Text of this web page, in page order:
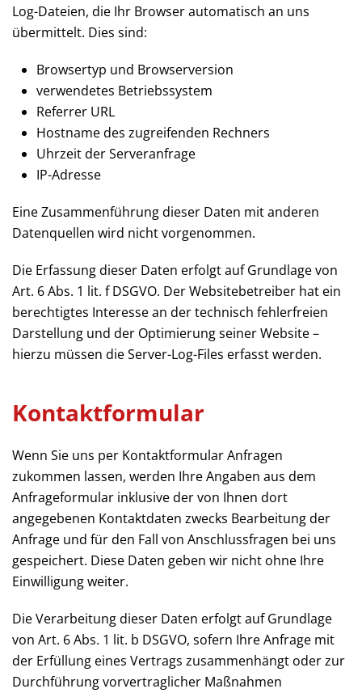
Log-Dateien, die Ihr Browser automatisch an uns
übermittelt. Dies sind:
Browsertyp und Browserversion
verwendetes Betriebssystem
Referrer URL
Hostname des zugreifenden Rechners
Uhrzeit der Serveranfrage
IP-Adresse
Eine Zusammenführung dieser Daten mit anderen
Datenquellen wird nicht vorgenommen.
Die Erfassung dieser Daten erfolgt auf Grundlage von
Art. 6 Abs. 1 lit. f DSGVO. Der Websitebetreiber hat ein
berechtigtes Interesse an der technisch fehlerfreien
Darstellung und der Optimierung seiner Website –
hierzu müssen die Server-Log-Files erfasst werden.
Kontaktformular
Wenn Sie uns per Kontaktformular Anfragen
zukommen lassen, werden Ihre Angaben aus dem
Anfrageformular inklusive der von Ihnen dort
angegebenen Kontaktdaten zwecks Bearbeitung der
Anfrage und für den Fall von Anschlussfragen bei uns
gespeichert. Diese Daten geben wir nicht ohne Ihre
Einwilligung weiter.
Die Verarbeitung dieser Daten erfolgt auf Grundlage
von Art. 6 Abs. 1 lit. b DSGVO, sofern Ihre Anfrage mit
der Erfüllung eines Vertrags zusammenhängt oder zur
Durchführung vorvertraglicher Maßnahmen